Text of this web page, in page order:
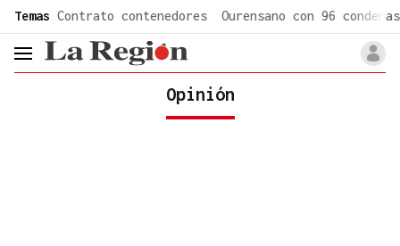
Temas Contrato contenedores Ourensano con 96 condenas
header.menu.open
Opinión